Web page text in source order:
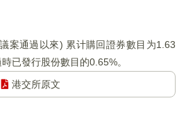
案通過以來) 累计購回證券數目为1.63
已發行股份數目的0.65%。
港交所原文